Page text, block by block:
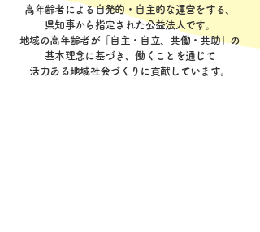
高年齢者による自発的・自主的な運営をする、
県知事から指定された公益法人です。
地域の高年齢者が「自主・自立、共働・共助」の
基本理念に基づき、働くことを通じて
活力ある地域社会づくりに貢献しています。